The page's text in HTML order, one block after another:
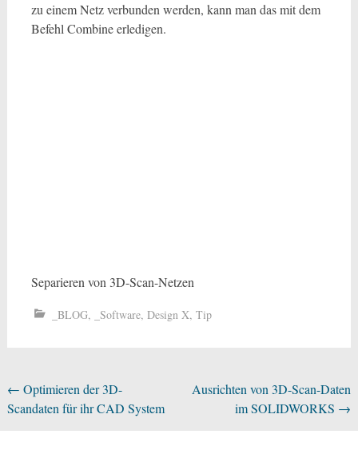
zu einem Netz verbunden werden, kann man das mit dem
Befehl Combine erledigen.
Separieren von 3D-Scan-Netzen
_BLOG, _Software, Design X, Tip
Beitragsnavigation
← Optimieren der 3D-
Scandaten für ihr CAD System
Ausrichten von 3D-Scan-Daten
im SOLIDWORKS →